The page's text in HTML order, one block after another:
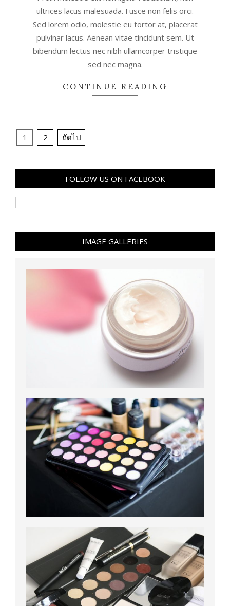
ultrices lacus malesuada. Fusce non felis orci.
Sed lorem odio, molestie eu tortor at, placerat
pulvinar lacus. Aenean vitae tincidunt sem. Ut
bibendum lectus nec nibh ullamcorper tristique
sed nec magna.
CONTINUE READING
Posts
1 2 ถัดไป
FOLLOW US ON FACEBOOK
IMAGE GALLERIES